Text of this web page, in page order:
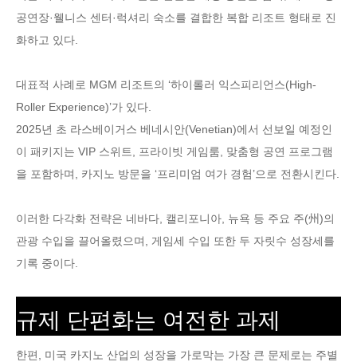
공연장·웰니스 센터·럭셔리 숙소를 결합한 복합 리조트 형태로 진
화하고 있다.
대표적 사례로 MGM 리조트의 ‘하이롤러 익스피리언스(High-
Roller Experience)’가 있다.
2025년 초 라스베이거스 베네시안(Venetian)에서 선보일 예정인
이 패키지는 VIP 스위트, 프라이빗 게임룸, 맞춤형 공연 프로그램
을 포함하며, 카지노 방문을 ‘프리미엄 여가 경험’으로 전환시킨다.
이러한 다각화 전략은 네바다, 캘리포니아, 뉴욕 등 주요 주(州)의
관광 수입을 끌어올렸으며, 게임세 수입 또한 두 자릿수 성장세를
기록 중이다.
규제 단편화는 여전한 과제
한편, 미국 카지노 산업의 성장을 가로막는 가장 큰 문제로는 주별